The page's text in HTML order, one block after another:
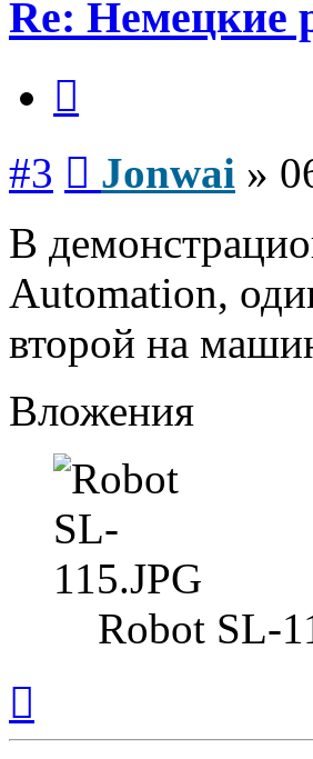
Re: Немецкие
#3 Jonwai »
В
Automation,
второй на
Вложения
Robot SL-
началу